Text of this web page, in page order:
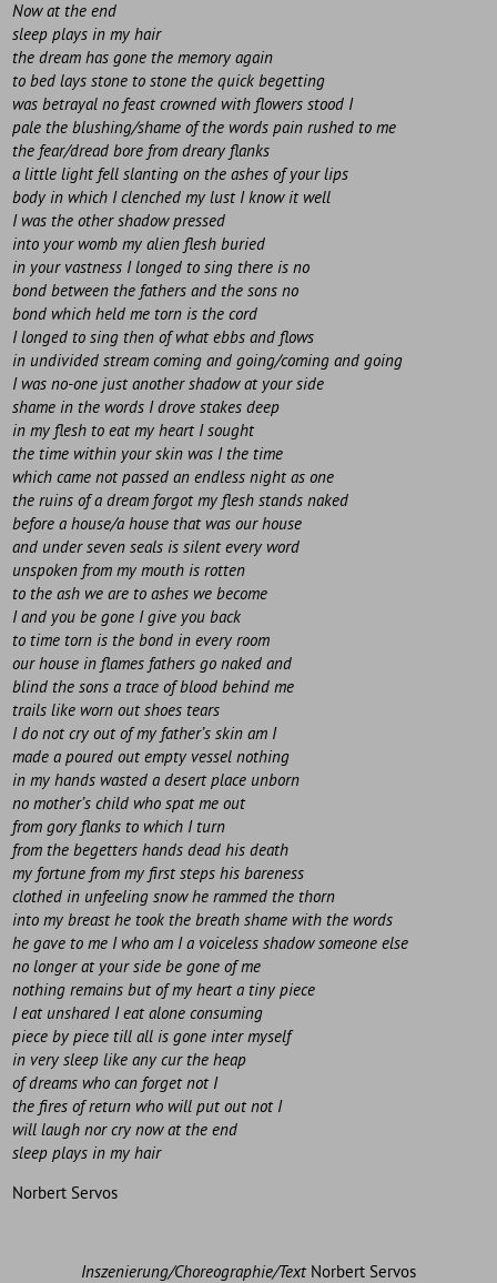
Now at the end
sleep plays in my hair
the dream has gone the memory again
to bed lays stone to stone the quick begetting
was betrayal no feast crowned with flowers stood I
pale the blushing/shame of the words pain rushed to me
the fear/dread bore from dreary flanks
a little light fell slanting on the ashes of your lips
body in which I clenched my lust I know it well
I was the other shadow pressed
into your womb my alien flesh buried
in your vastness I longed to sing there is no
bond between the fathers and the sons no
bond which held me torn is the cord
I longed to sing then of what ebbs and flows
in undivided stream coming and going/coming and going
I was no-one just another shadow at your side
shame in the words I drove stakes deep
in my flesh to eat my heart I sought
the time within your skin was I the time
which came not passed an endless night as one
the ruins of a dream forgot my flesh stands naked
before a house/a house that was our house
and under seven seals is silent every word
unspoken from my mouth is rotten
to the ash we are to ashes we become
I and you be gone I give you back
to time torn is the bond in every room
our house in flames fathers go naked and
blind the sons a trace of blood behind me
trails like worn out shoes tears
I do not cry out of my father’s skin am I
made a poured out empty vessel nothing
in my hands wasted a desert place unborn
no mother’s child who spat me out
from gory flanks to which I turn
from the begetters hands dead his death
my fortune from my first steps his bareness
clothed in unfeeling snow he rammed the thorn
into my breast he took the breath shame with the words
he gave to me I who am I a voiceless shadow someone else
no longer at your side be gone of me
nothing remains but of my heart a tiny piece
I eat unshared I eat alone consuming
piece by piece till all is gone inter myself
in very sleep like any cur the heap
of dreams who can forget not I
the fires of return who will put out not I
will laugh nor cry now at the end
sleep plays in my hair
Norbert Servos
Inszenierung/Choreographie/TextNorbert Servos